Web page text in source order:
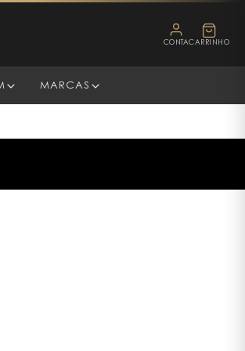
CONTACARRINHO
MARCAS